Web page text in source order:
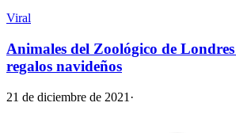
Viral
Animales del Zoológico de
regalos navideños
21 de diciembre de 2021 ·